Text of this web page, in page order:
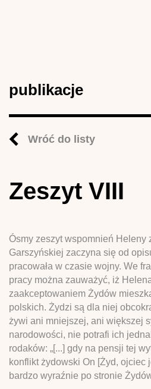
publikacje
Wróć do listy
Zeszyt VIII
Ósmy zeszyt wspomnień Heleny
Garszyńskiej zaczyna się od
pracowała w czasie wojny. We
pracy można zauważyć, iż
zaakceptowaniem Żydów
polskich. Żydzi są dla niej
żywi ani mniejszej, ani większej
narodowości, nie potrafi ich
rodaków: „[...] gdy na pensji tej
konflikt żydowski On [Żyd, ojciec
bardzo wyraźnie po stronie